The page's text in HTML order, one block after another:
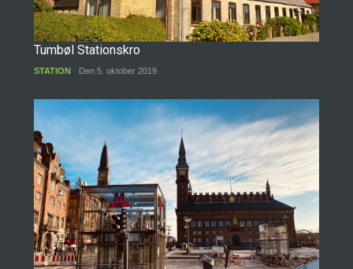
Tumbøl Stationskro
STATION Den 5. oktober 2019